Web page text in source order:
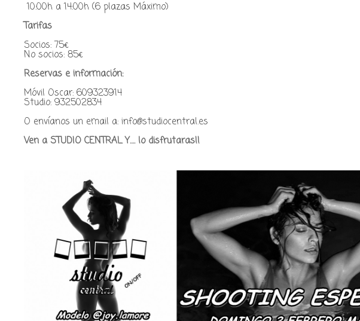
10:00h a 14:00h (6 plazas Máximo)
Tarifas
Socios: 75€
No socios: 85€
Reservas e información:
Móvil Oscar: 609323914
Studio: 932502834
O envíanos un email a: info@studiocentral.es
Ven a STUDIO CENTRAL Y…. lo disfrutaras!!